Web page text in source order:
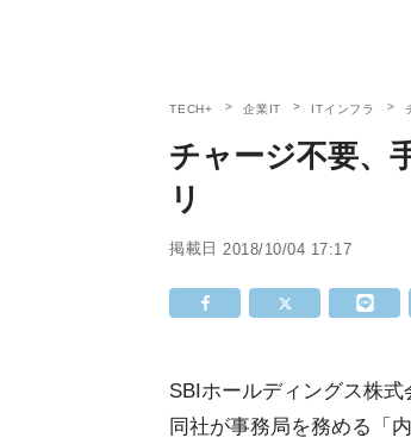
TECH+ 企業IT ITインフラ
チャージ不要、
リ
掲載日 2018/10/04 17:17
SBIホールディングス株式
同社が事務局を務める「